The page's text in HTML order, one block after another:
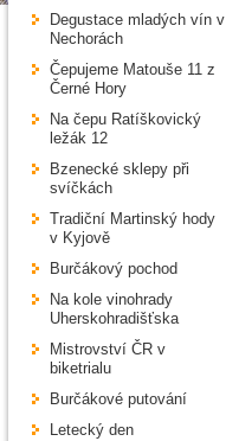
Degustace mladých vín v
Nechorách
Čepujeme Matouše 11 z
Černé Hory
Na čepu Ratíškovický
ležák 12
Bzenecké sklepy při
svíčkách
Tradiční Martinský hody
v Kyjově
Burčákový pochod
Na kole vinohrady
Uherskohradišťska
Mistrovství ČR v
biketrialu
Burčákové putování
Letecký den